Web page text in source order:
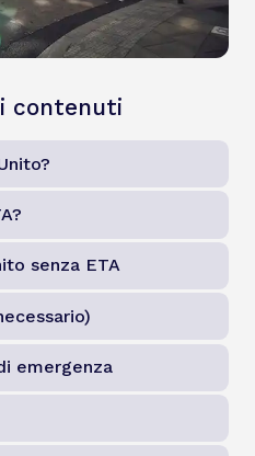
contenuti
senza ETA
emergenza